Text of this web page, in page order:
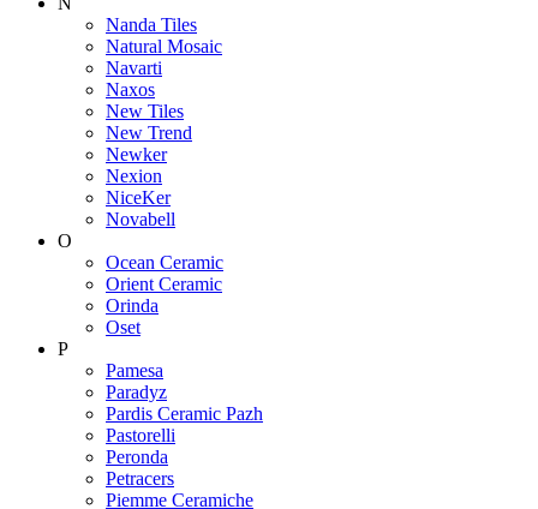
Nanda Tiles
Natural Mosaic
Navarti
Naxos
New Tiles
New Trend
Newker
Nexion
NiceKer
Novabell
O
Ocean Ceramic
Orient Ceramic
Orinda
Oset
P
Pamesa
Paradyz
Pardis Ceramic Pazh
Pastorelli
Peronda
Petracers
Piemme Ceramiche